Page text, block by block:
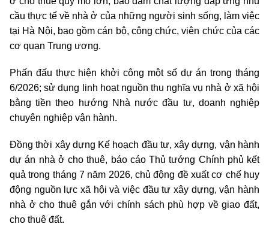
cầu thực tế về nhà ở của những người sinh sống, làm việc
tại Hà Nội, bao gồm cán bộ, công chức, viên chức của các
cơ quan Trung ương.
Phấn đấu thực hiện khởi công một số dự án trong tháng
6/2026; sử dụng linh hoạt nguồn thu nghĩa vụ nhà ở xã hội
bằng tiền theo hướng Nhà nước đầu tư, doanh nghiệp
chuyên nghiệp vận hành.
Đồng thời xây dựng Kế hoạch đầu tư, xây dựng, vận hành
dự án nhà ở cho thuê, báo cáo Thủ tướng Chính phủ kết
quả trong tháng 7 năm 2026, chủ động đề xuất cơ chế huy
động nguồn lực xã hội và việc đầu tư xây dựng, vận hành
nhà ở cho thuê gắn với chính sách phù hợp về giao đất,
cho thuê đất.